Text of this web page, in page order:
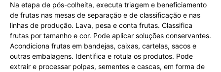
Na etapa de pós-colheita, executa triagem e beneficiamento
de frutas nas mesas de separação e de classificação e nas
linhas de produção. Lava, pesa e conta frutas. Classifica
frutas por tamanho e cor. Pode aplicar soluções conservantes.
Acondiciona frutas em bandejas, caixas, cartelas, sacos e
outras embalagens. Identifica e rotula os produtos. Pode
extrair e processar polpas, sementes e cascas, em forma de